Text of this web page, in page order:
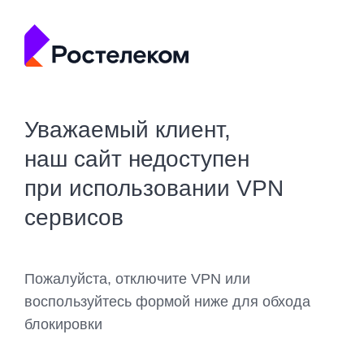
Уважаемый клиент,
наш сайт недоступен
при использовании VPN
сервисов
Пожалуйста, отключите VPN или
воспользуйтесь формой ниже для обхода
блокировки